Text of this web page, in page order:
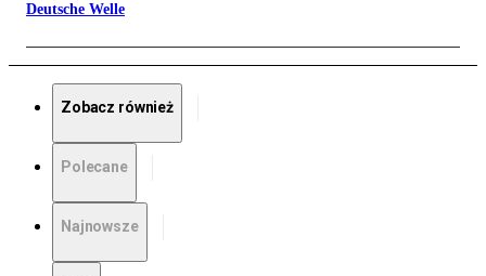
Deutsche Welle
Zobacz również
Polecane
Najnowsze